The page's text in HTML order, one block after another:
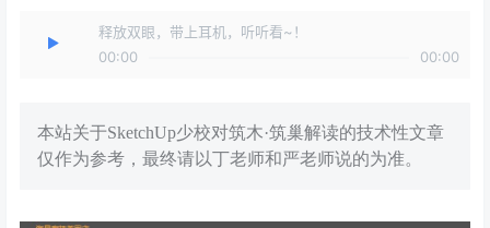
释放双眼，带上耳机，听听看~！
00:00
00:00
本站关于SketchUp少校对筑木·筑巢解读的技术性文章
仅作为参考，最终请以丁老师和严老师说的为准。